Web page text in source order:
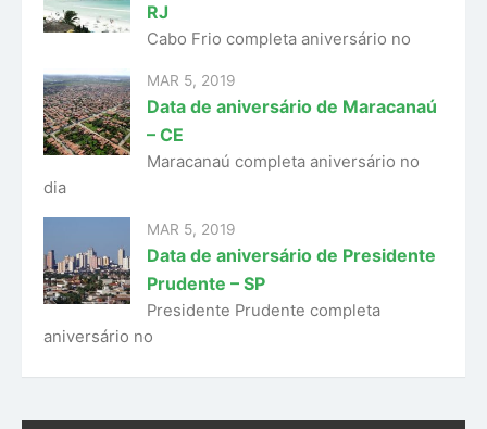
RJ
Cabo Frio completa aniversário no
MAR 5, 2019
Data de aniversário de Maracanaú
– CE
Maracanaú completa aniversário no
dia
MAR 5, 2019
Data de aniversário de Presidente
Prudente – SP
Presidente Prudente completa
aniversário no